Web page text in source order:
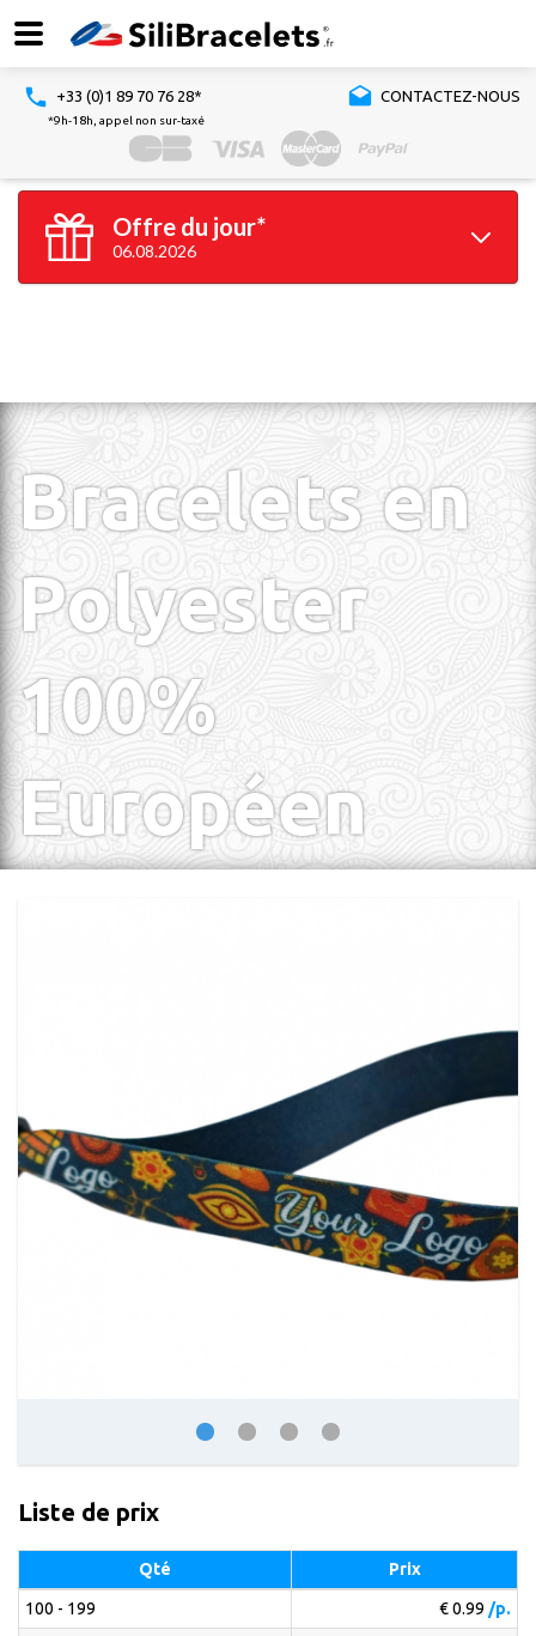
+33 (0)1 89 70 76 28* CONTACTEZ-NOUS
*9h-18h, appel non sur-taxé
Offre du jour*
06.08.2026
100 braceletsGRATUITS*
Bracelets en
Polyester
100%
Européen
Liste de prix
Qté Prix
100 - 199 € 0.99 /p.